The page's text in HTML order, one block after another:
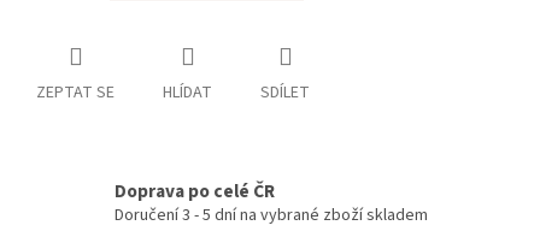
ZEPTAT SE HLÍDAT SDÍLET
Doprava po celé ČR
Doručení 3 - 5 dní na vybrané zboží skladem